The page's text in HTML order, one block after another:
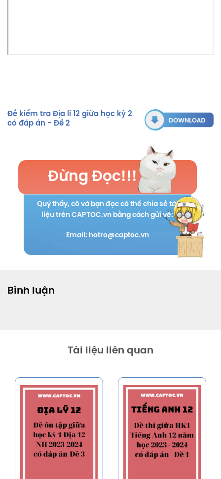
Đề kiểm tra Địa lí 12 giữa học kỳ 2
có đáp án - Đề 2
Đừng Đọc!!!
Quý thầy, cô và bạn đọc có thể chia sẻ tài
liệu trên CAPTOC.vn bằng cách gửi về:
Email: hotro@captoc.vn
Bình luận
Tài liệu liên quan